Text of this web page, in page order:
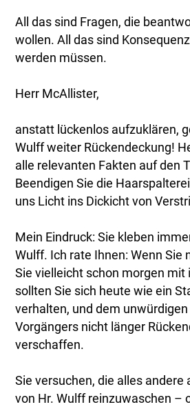
All das sind Fragen, die
wollen. All das sind
werden müssen.
Herr McAllister,
anstatt lückenlos aufzuklären,
Wulff weiter Rückendeckung!
alle relevanten Fakten auf den
Beendigen Sie die
uns Licht ins Dickicht von
Mein Eindruck: Sie kleben
Wulff. Ich rate Ihnen: Wenn Sie
Sie vielleicht schon morgen mit
sollten Sie sich heute wie ein
verhalten, und dem
Vorgängers nicht länger
verschaffen.
Sie versuchen, die alles andere
von Hr. Wulff reinzuwaschen –